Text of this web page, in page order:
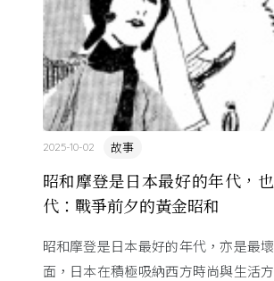
昭和摩登是日本最好的年代，
代：戰爭前夕的黃金昭和
故事
2025-10-02
昭和摩登是日本最好的年代，亦是最
面，日本在積極吸納西方時尚與生活方